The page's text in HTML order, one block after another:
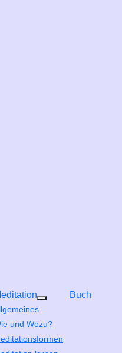
Informationen: Termine
und Wozu?
Buch